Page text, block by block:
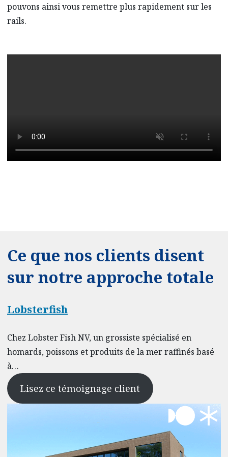
pouvons ainsi vous remettre plus rapidement sur les
rails.
Ce que nos clients disent
sur notre approche totale
Lobsterfish
Chez Lobster Fish NV, un grossiste spécialisé en
homards, poissons et produits de la mer raffinés basé
à…
Lisez ce témoignage client